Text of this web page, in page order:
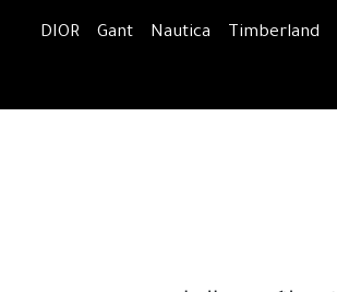
Timberland
Nautica
Gant
DIOR